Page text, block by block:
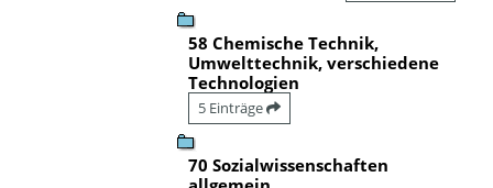
58 Chemische Technik,
Umwelttechnik, verschiedene
Technologien
5 Einträge
70 Sozialwissenschaften